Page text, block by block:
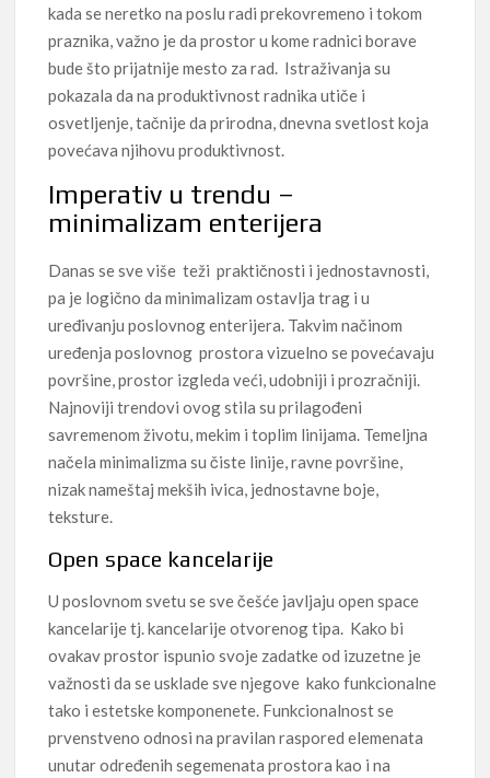
kada se neretko na poslu radi prekovremeno i tokom
praznika, važno je da prostor u kome radnici borave
bude što prijatnije mesto za rad. Istraživanja su
pokazala da na produktivnost radnika utiče i
osvetljenje, tačnije da prirodna, dnevna svetlost koja
povećava njihovu produktivnost.
Imperativ u trendu –
minimalizam enterijera
Danas se sve više teži praktičnosti i jednostavnosti,
pa je logično da minimalizam ostavlja trag i u
uređivanju poslovnog enterijera. Takvim načinom
uređenja poslovnog prostora vizuelno se povećavaju
površine, prostor izgleda veći, udobniji i prozračniji.
Najnoviji trendovi ovog stila su prilagođeni
savremenom životu, mekim i toplim linijama. Temeljna
načela minimalizma su čiste linije, ravne površine,
nizak nameštaj mekših ivica, jednostavne boje,
teksture.
Open space kancelarije
U poslovnom svetu se sve češće javljaju open space
kancelarije tj. kancelarije otvorenog tipa. Kako bi
ovakav prostor ispunio svoje zadatke od izuzetne je
važnosti da se usklade sve njegove kako funkcionalne
tako i estetske komponenete. Funkcionalnost se
prvenstveno odnosi na pravilan raspored elemenata
unutar određenih segemenata prostora kao i na